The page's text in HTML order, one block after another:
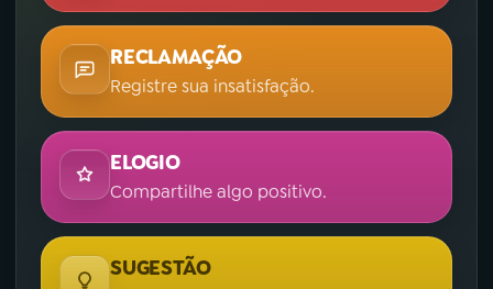
RECLAMAÇÃO
Registre sua insatisfação.
ELOGIO
Compartilhe algo positivo.
SUGESTÃO